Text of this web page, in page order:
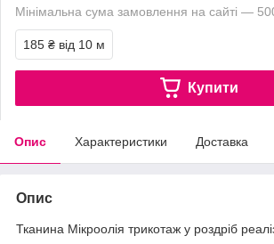
Мінімальна сума замовлення на сайті —
185 ₴ від 10 м
Купити
Опис Характеристики Доставка
Опис
Тканина Мікроолія трикотаж у роздріб